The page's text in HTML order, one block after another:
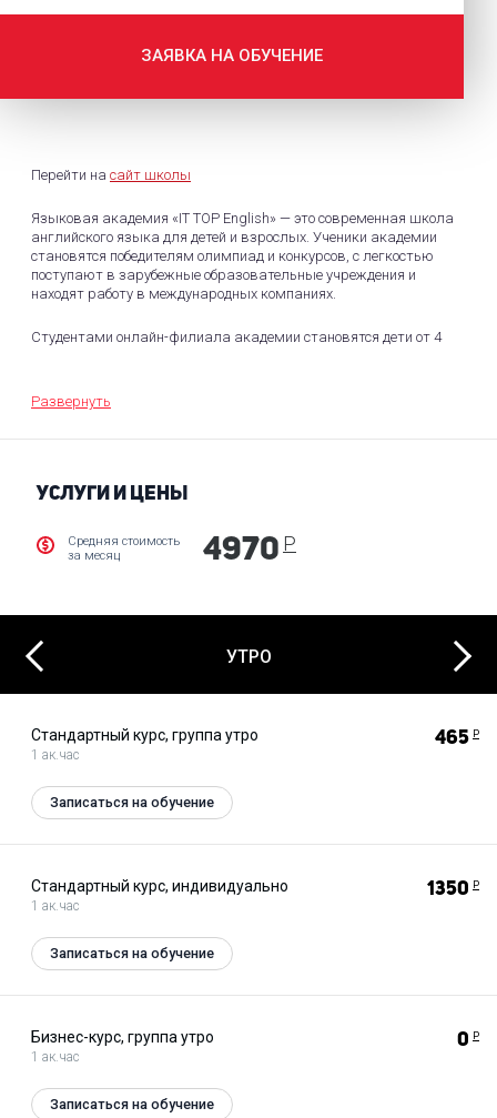
ЗАЯВКА НА ОБУЧЕНИЕ
Перейти на сайт школы
Языковая академия «IT TOP English» — это современная школа
английского языка для детей и взрослых. Ученики академии
становятся победителям олимпиад и конкурсов, с легкостью
поступают в зарубежные образовательные учреждения и
находят работу в международных компаниях.
Студентами онлайн-филиала академии становятся дети от 4
зачислением проводится бесплатное тестирование на
определение уровня и потребностей будущего студента.
современные материалы и техника. Учебный
для студентов регулярно проводятся языковые
мероприятия с погружением в языковую среду, а
Развернуть
УСЛУГИ И ЦЕНЫ
Средняя стоимость
за месяц
4970 Р
Previous УТРО
Стандартный курс, группа утро
1 ак.час
465 Р
Записаться на обучение
Стандартный курс, индивидуально
1 ак.час
1350 Р
Записаться на обучение
Бизнес-курс, группа утро
1 ак.час
0 Р
Записаться на обучение
Next